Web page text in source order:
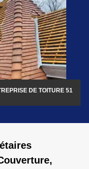
DE TOITURE 51